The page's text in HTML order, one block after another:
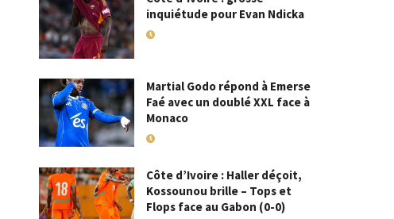
inquiétude pour Evan Ndicka
Martial Godo répond à Emerse
Faé avec un doublé XXL face à
Monaco
Côte d’Ivoire : Haller déçoit,
Kossounou brille – Tops et
Flops face au Gabon (0-0)